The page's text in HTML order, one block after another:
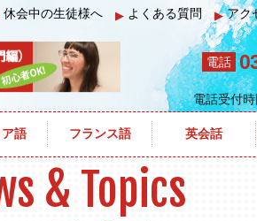
休会中の生徒様へ ▶ よくある質問 ▶アク
電話
電話受付時
語 フランス語 英会話
& Topics